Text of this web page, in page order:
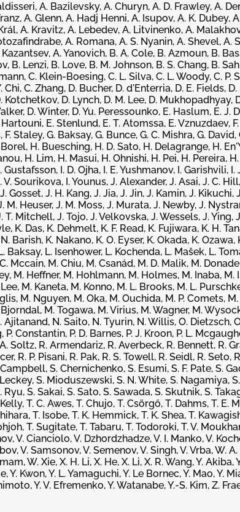
A. Bazilevsky, A. Churyn, A. D. Frawley, A.
A. Glenn, A. Hadj Henni, A. Isupov, A. K. Dubey,
A. Kravitz, A. Lebedev, A. Litvinenko, A.
A. Romana, A. S. Nyanin, A. Shevel, A.
A. Yanovich, B. A. Cole, B. Azmoun, B.
B. Lenzi, B. Love, B. M. Johnson, B. S. Chang, B.
C. Klein-Boesing, C. L. Silva, C. L. Woody, C. P.
C. Zhang, D. Bucher, D. d'Enterria, D. E. Fields, D.
D. Lynch, D. M. Lee, D. Mukhopadhyay,
D. Winter, D. Yu. Peressounko, E. Haslum, E. J.
E. Stenlund, E. T. Atomssa, E. Vznuzdaev, F.
Staley, G. Baksay, G. Bunce, G. C. Mishra, G. David,
H. Buesching, H. D. Sato, H. Delagrange, H.
H. Lim, H. Masui, H. Ohnishi, H. Pei, H. Pereira,
I. D. Ojha, I. E. Yushmanov, I. Garishvili, I.
Sourikova, I. Younus, J. Alexander, J. Asai, J. C.
Gosset, J. H. Kang, J. Jia, J. Jin, J. Kamin, J. Kikuchi,
Heuser, J. M. Moss, J. Murata, J. Newby, J.
Mitchell, J. Tojo, J. Velkovska, J. Wessels, J. Ying,
K. Das, K. Dehmelt, K. F. Read, K. Fujiwara, K. H.
Barish, K. Nakano, K. O. Eyser, K. Okada, K. Ozawa,
Baksay, L. Isenhower, L. Kochenda, L. Mašek, L.
Mccain, M. Chiu, M. Csanád, M. D. Malik, M.
M. Heffner, M. Hohlmann, M. Holmes, M. Inaba, M.
M. Kaneta, M. Konno, M. L. Brooks, M. L.
M. Nguyen, M. Oka, M. Ouchida, M. P. Comets,
M. Togawa, M. Virius, M. Wagner, M.
N. Saito, N. Tyurin, N. Willis, O. Dietzsch,
Constantin, P. D. Barnes, P. J. Kroon, P. L.
Soltz, R. Armendariz, R. Averbeck, R. Bennett, R.
R. P. Pisani, R. Pak, R. S. Towell, R. Seidl, R. Seto,
S. Chernichenko, S. Esumi, S. F. Pate, S.
S. Mioduszewski, S. N. White, S. Nagamiya, S.
S. Sakai, S. Sato, S. Sawada, S. Skutnik, S.
T. C. Awes, T. Chujo, T. Csörgő, T. Dahms, T. E.
T. Isobe, T. K. Hemmick, T. K. Shea, T.
T. Sugitate, T. Tabaru, T. Todoroki, T. V.
V. Cianciolo, V. Dzhordzhadze, V. I. Manko, V.
V. Samsonov, V. Semenov, V. Singh, V. Vrba, W.
W. Xie, X. H. Li, X. He, X. Li, X. R. Wang, Y. Akiba,
Kwon, Y. L. Yamaguchi, Y. Le Bornec, Y. Mao, Y.
Y. V. Efremenko, Y. Watanabe, Y.-S. Kim, Z.